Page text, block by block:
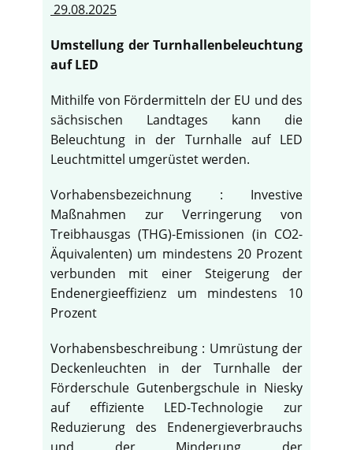
29.08.2025
Umstellung der Turnhallenbeleuchtung
auf LED
Mithilfe von Fördermitteln der EU und des
sächsischen Landtages kann die
Beleuchtung in der Turnhalle auf LED
Leuchtmittel umgerüstet werden.
Vorhabensbezeichnung : Investive
Maßnahmen zur Verringerung von
Treibhausgas (THG)-Emissionen (in CO2-
Äquivalenten) um mindestens 20 Prozent
verbunden mit einer Steigerung der
Endenergieeffizienz um mindestens 10
Prozent
Vorhabensbeschreibung : Umrüstung der
Deckenleuchten in der Turnhalle der
Förderschule Gutenbergschule in Niesky
auf effiziente LED-Technologie zur
Reduzierung des Endenergieverbrauchs